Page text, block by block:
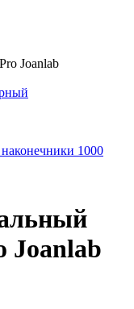
наконечники 1000
Joanlab